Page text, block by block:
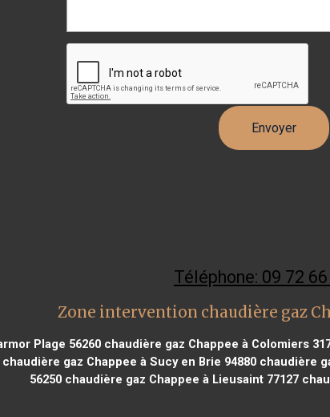
Téléphone: 09 72
Zone intervention chaudière gaz
Plage 56260 chaudière gaz Chappee à Colomiers
gaz Chappee à Sucy en Brie 94880chaudière
56250 chaudière gaz Chappee à Lieusaint 77127